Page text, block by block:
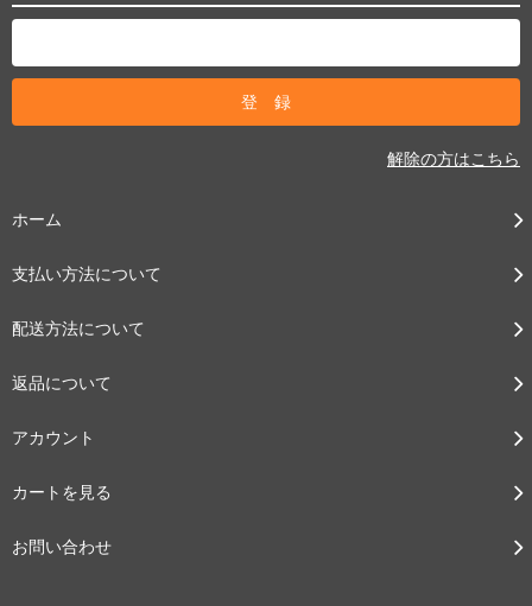
解除の方はこちら
ホーム
支払い方法について
配送方法について
返品について
アカウント
カートを見る
お問い合わせ